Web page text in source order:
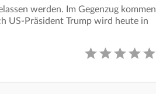
werden. Im Gegenzug kommen
US-Präsident Trump wird heute in